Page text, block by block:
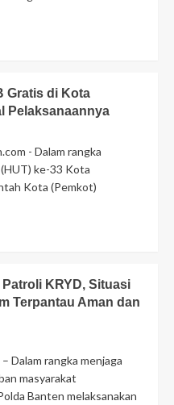
Gratis di Kota
Pelaksanaannya
- Dalam rangka
ke-33 Kota
Kota (Pemkot)
KRYD, Situasi
Terpantau Aman dan
Dalam rangka menjaga
masyarakat
Banten melaksanakan